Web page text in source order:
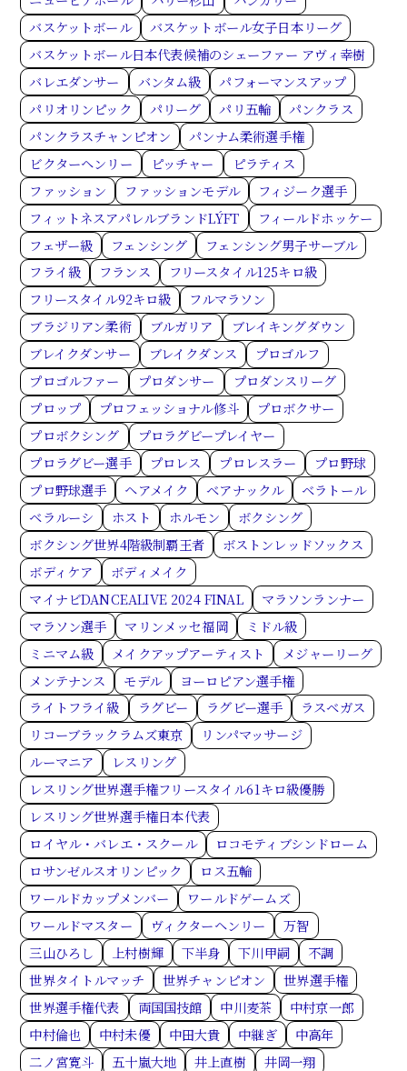
バスケットボール
バスケットボール女子日本リーグ
バスケットボール日本代表候補のシェーファー アヴィ幸樹
バレエダンサー
バンタム級
パフォーマンスアップ
パリオリンピック
パリーグ パリ五輪
パンクラス
パンクラスチャンピオン
パンナム柔術選手権
ビクターヘンリー
ピッチャー
ピラティス
ファッション
ファッションモデル
フィジーク選手
フィットネスアパレルブランドLÝFT
フィールドホッケー
フェザー級
フェンシング
フェンシング男子サーブル
フライ級
フランス
フリースタイル125キロ級
フリースタイル92キロ級
フルマラソン
ブラジリアン柔術
ブルガリア
ブレイキングダウン
ブレイクダンサー
ブレイクダンス
プロゴルフ
プロゴルファー
プロダンサー
プロダンスリーグ
プロップ
プロフェッショナル修斗
プロボクサー
プロボクシング
プロラグビープレイヤー
プロラグビー選手
プロレス プロレスラー
プロ野球
プロ野球選手
ヘアメイク ベアナックル
ベラトール
ベラルーシ
ホスト ホルモン
ボクシング
ボクシング世界4階級制覇王者
ボストンレッドソックス
ボディケア
ボディメイク
マイナビDANCEALIVE 2024 FINAL
マラソンランナー
マラソン選手
マリンメッセ福岡
ミドル級
ミニマム級
メイクアップアーティスト
メジャーリーグ
メンテナンス
モデル
ヨーロピアン選手権
ライトフライ級
ラグビー ラグビー選手
ラスベガス
リコーブラックラムズ東京
リンパマッサージ
ルーマニア
レスリング
レスリング世界選手権フリースタイル61キロ級優勝
レスリング世界選手権日本代表
ロイヤル・バレエ・スクール
ロコモティブシンドローム
ロサンゼルスオリンピック
ロス五輪
ワールドカップメンバー
ワールドゲームズ
ワールドマスター
ヴィクターヘンリー
万智
三山ひろし
上村樹輝 下半身 下川甲嗣
不調
世界タイトルマッチ
世界チャンピオン
世界選手権
世界選手権代表
両国国技館 中川麦茶
中村京一郎
中村倫也
中村未優 中田大貴 中継ぎ
中高年
二ノ宮寛斗
五十嵐大地 井上直樹 井岡一翔